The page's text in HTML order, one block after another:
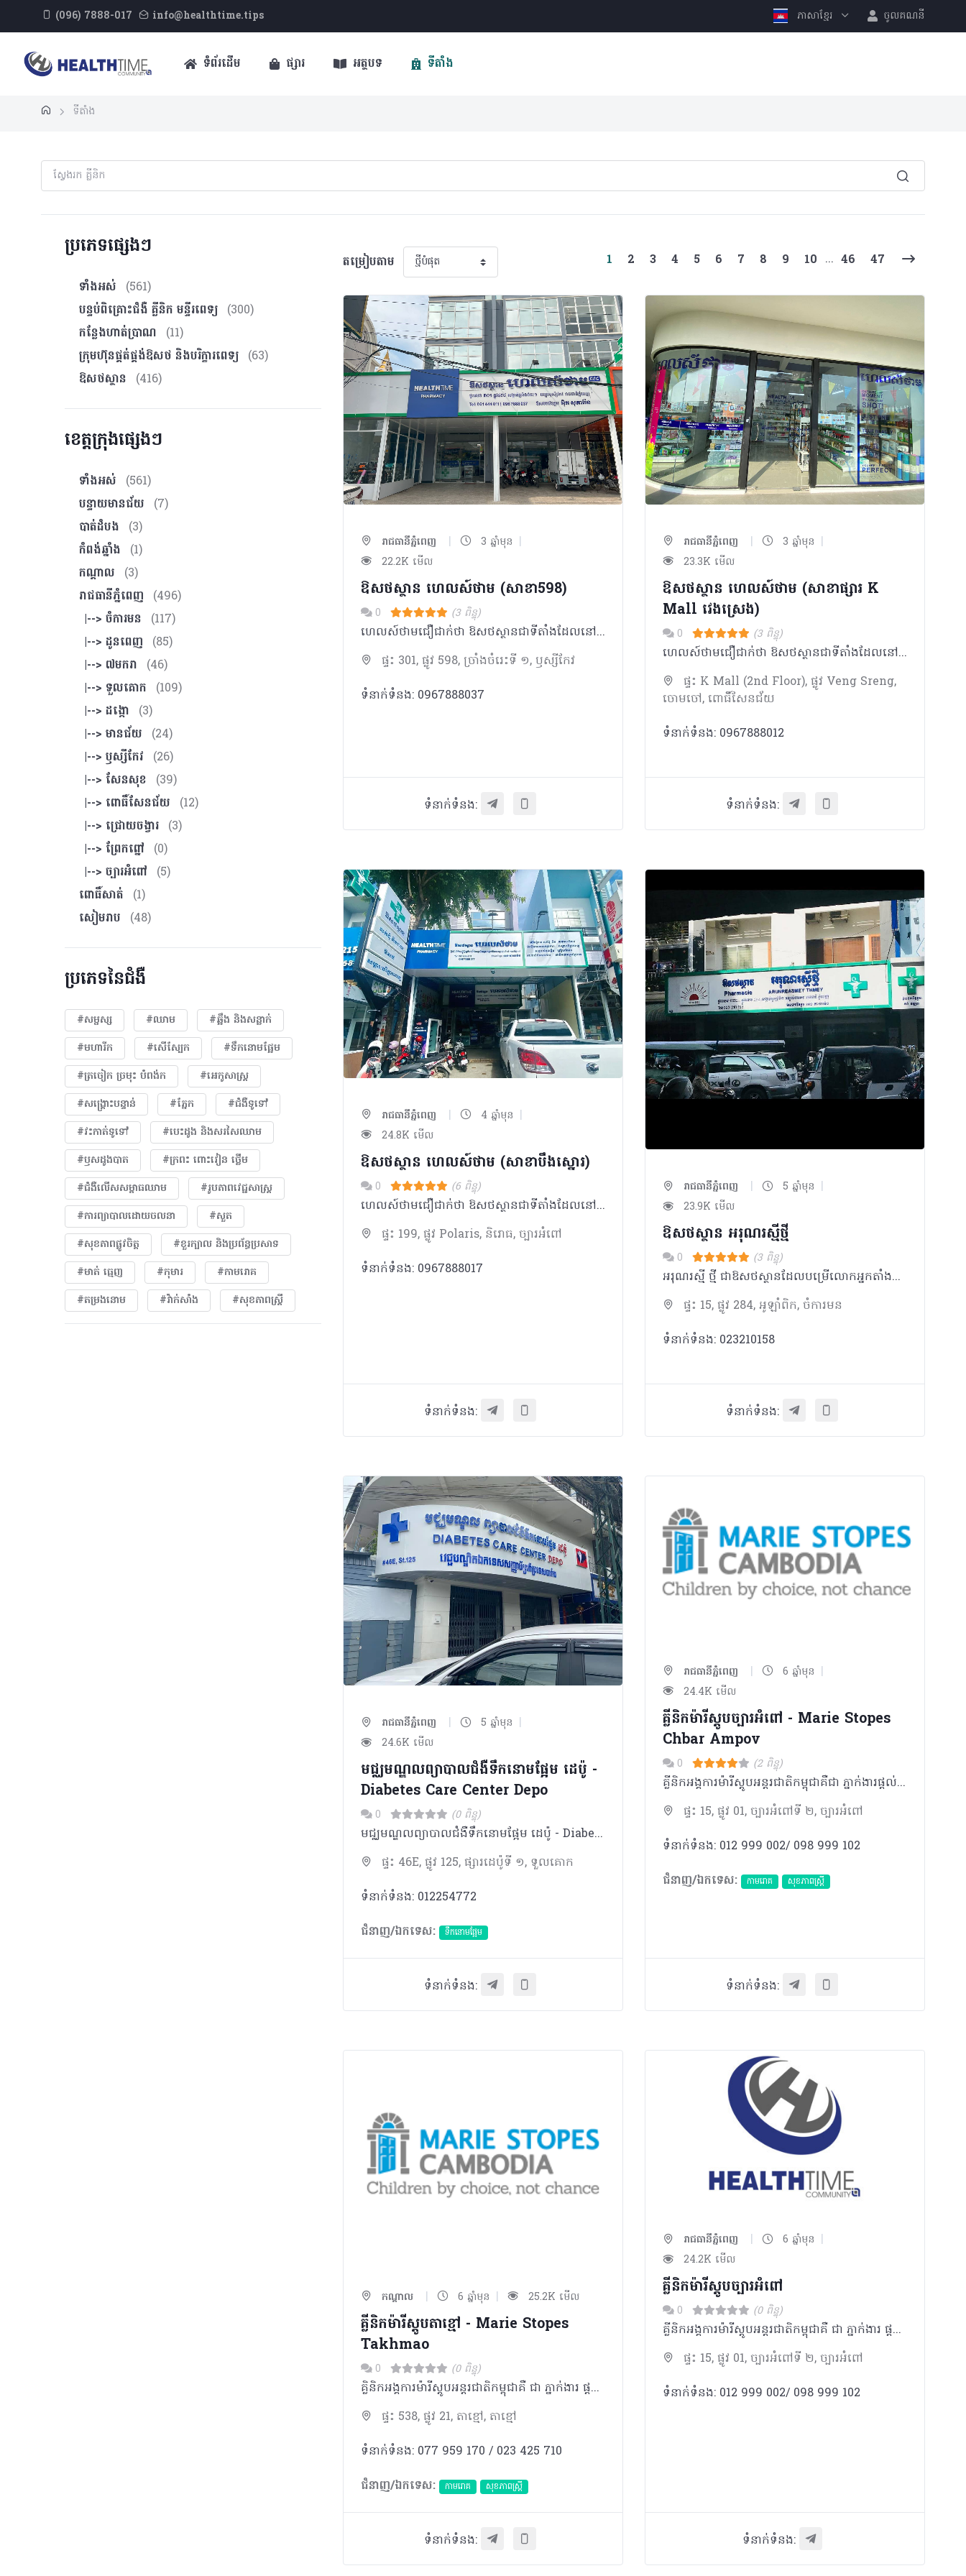
(096) 7888-017 info@healthtime.tips ភាសាខ្មែរ ចូលគណនី
ទំព័រដើម ផ្សារ អត្ថបទ ទីតាំង
ទីតាំង
ប្រភេទផ្សេងៗ
ទាំងអស់
(561)
បន្ទប់ពិគ្រោះ​ជំងឺ គ្លីនិក មន្ទីរពេទ្យ (300)
កន្លែងហាត់ប្រាណ
(11)
ក្រុមហ៊ុនផ្គត់ផ្គង់ឱសថ និងបរិក្ខារពេទ្យ (63)
ឱសថស្ថាន
(416)
ខេត្តក្រុងផ្សេងៗ
ទាំងអស់
(561)
បន្ទាយមានជ័យ
(7)
បាត់ដំបង
(3)
កំពង់ឆ្នាំង
(1)
កណ្ដាល
(3)
រាជធានីភ្នំពេញ
(496)
|--> ចំការមន
(117)
|--> ដូនពេញ
(85)
|--> ៧មករា
(46)
|--> ទួលគោក
(109)
|--> ដង្កោ
(3)
|--> មានជ័យ
(24)
|--> ឫស្សីកែវ
(26)
|--> សែនសុខ
(39)
|--> ពោធិ៍សែនជ័យ
(12)
|--> ជ្រោយចង្វារ (3)
|--> ព្រែកព្នៅ
(0)
|--> ច្បារអំពៅ
(5)
ពោធិ៍សាត់
(1)
សៀមរាប
(48)
ប្រភេទនៃជំងឺ
#សម្ផស្ស #ឈាម
#ឆ្អឹង និងសន្លាក់
#មហារីក​
#សើស្បែក
#ទឹកនោមផ្អែម
#ត្រចៀក ច្រមុះ បំពង់ក
#អេកូសាស្រ្ត
#សង្គ្រោះបន្ទាន់
#ភ្នែក​
#ជំងឺទូទៅ
#វះកាត់ទូទៅ
#បេះដូង​ និងសរសៃឈាម
#ឫសដូងបាត
#ក្រពះ ពោះវៀន ថ្លើម
#ជំងឺលើសសម្ពាធឈាម
#​រូបភាពវេជ្ជសាស្រ្ត
#ការព្យាបាលដោយ​ចលនា
#សួត
#សុខភាពផ្លូវចិត្ត
#ខួរក្បាល និងប្រព័ន្ធប្រសាទ
#មាត់ ធ្មេញ
#កុមារ
#កាមរោគ
#តម្រងនោម
#វ៉ាក់សាំង #សុខភាពស្រ្តី
តម្រៀបតាម 1 (current)
2 3 4 5 6 7 8 9 10 ... 46 47
រាជធានីភ្នំពេញ | 3 ឆ្នាំមុន |
22.2K មើល
ឱសថស្ថាន ហេលស៍ថាម (សាខា598)
0 (3 ពិន្ទុ)
ហេលស៍ថាមជឿជាក់ថា ឱសថស្ថានជាទីតាំងដែលនៅក្បែរប្រជាជនកម្ពុជា ដែលអាចផ្តល់នូវគំរូសេវាកម្ម ផលិតផល ចំណេះដឹង និងការប្រឹក្សាដល់ប្រជាជនគ្រប់ស្រទាប់វណ្ណៈ។ ក្រៅពីមានលក់ឱសថ វីតាមីន និងអាហារបំប៉នដូចឱសថស្ថានផ្សេងៗទៀត ឱសថស្ថាន ហេលស៍ថាម ផ្តោតសំខាន់លើទស្សនវិស័យដូចជា៖ _ ជម្រុញការប្រើប្រាស់ផលិតផលសម្រាប់តាមដានសុខភាពជាប្រចាំ និងផលិតផលដែលធានាសុវត្ថិភាពក្នុងការរស់នៅប្រចាំថ្ងៃ ដើម្បីជាផ្នែកមួយក្នុងការយកចិត្តទុកដាក់ និងការដឹងគុណដល់មនុស្សជុំវិញខ្លួន ជាពិសេសឪពុកម្តាយ យាយតា _ សម្ភារៈការពារសមរម្យក្នុងការធ្វើលំហាត់ប្រាណដោយសុវត្ថិភាព និងផលិតផលសម្រាប់ប្រើប្រាស់ក្រោយមានការថ្លោះគ្រិចផ្សេងៗ ដើម្បីជម្រុញការហាត់ប្រាណ
ផ្ទះ 301, ផ្លូវ 598, ច្រាំងចំរេះទី ១, ឫស្សីកែវ
ទំនាក់ទំនង: 0967888037
ទំនាក់ទំនង:
រាជធានីភ្នំពេញ | 3 ឆ្នាំមុន |
23.3K មើល
ឱសថស្ថាន ហេលស៍ថាម (សាខាផ្សារ K
Mall វេងស្រេង)
0 (3 ពិន្ទុ)
ហេលស៍ថាមជឿជាក់ថា ឱសថស្ថានជាទីតាំងដែលនៅក្បែរប្រជាជនកម្ពុជា ដែលអាចផ្តល់នូវគំរូសេវាកម្ម ផលិតផល ចំណេះដឹង និងការប្រឹក្សាដល់ប្រជាជនគ្រប់ស្រទាប់វណ្ណៈ។ ក្រៅពីមានលក់ឱសថ វីតាមីន និងអាហារបំប៉នដូចឱសថស្ថានផ្សេងៗទៀត ឱសថស្ថាន ហេលស៍ថាម ផ្តោតសំខាន់លើទស្សនវិស័យដូចជា៖ _ ជម្រុញការប្រើប្រាស់ផលិតផលសម្រាប់តាមដានសុខភាពជាប្រចាំ និងផលិតផលដែលធានាសុវត្ថិភាពក្នុងការរស់នៅប្រចាំថ្ងៃ ដើម្បីជាផ្នែកមួយក្នុងការយកចិត្តទុកដាក់ និងការដឹងគុណដល់មនុស្សជុំវិញខ្លួន ជាពិសេសឪពុកម្តាយ យាយតា _ សម្ភារៈការពារសមរម្យក្នុងការធ្វើលំហាត់ប្រាណដោយសុវត្ថិភាព និងផលិតផលសម្រាប់ប្រើប្រាស់ក្រោយមានការថ្លោះគ្រិចផ្សេងៗ ដើម្បីជម្រុញការហាត់ប្រាណ
ផ្ទះ K Mall (2nd Floor), ផ្លូវ Veng Sreng,
ចោមចៅ, ពោធិ៍សែនជ័យ
ទំនាក់ទំនង: 0967888012
ទំនាក់ទំនង:
រាជធានីភ្នំពេញ | 4 ឆ្នាំមុន |
24.8K មើល
ឱសថស្ថាន ហេលស៍ថាម (សាខាបឹងស្នោរ)
0 (6 ពិន្ទុ)
ហេលស៍ថាមជឿជាក់ថា ឱសថស្ថានជាទីតាំងដែលនៅក្បែរប្រជាជនកម្ពុជា ដែលអាចផ្តល់នូវគំរូសេវាកម្ម ផលិតផល ចំណេះដឹង និងការប្រឹក្សាដល់ប្រជាជនគ្រប់ស្រទាប់វណ្ណៈ។ ក្រៅពីមានលក់ឱសថ វីតាមីន និងអាហារបំប៉នដូចឱសថស្ថានផ្សេងៗទៀត ឱសថស្ថាន ហេលស៍ថាម ផ្តោតសំខាន់លើទស្សនវិស័យដូចជា៖ _ ជម្រុញការប្រើប្រាស់ផលិតផលសម្រាប់តាមដានសុខភាពជាប្រចាំ និងផលិតផលដែលធានាសុវត្ថិភាពក្នុងការរស់នៅប្រចាំថ្ងៃ ដើម្បីជាផ្នែកមួយក្នុងការយកចិត្តទុកដាក់ និងការដឹងគុណដល់មនុស្សជុំវិញខ្លួន ជាពិសេសឪពុកម្តាយ យាយតា _ សម្ភារៈការពារសមរម្យក្នុងការធ្វើលំហាត់ប្រាណដោយសុវត្ថិភាព និងផលិតផលសម្រាប់ប្រើប្រាស់ក្រោយមានការថ្លោះគ្រិចផ្សេងៗ ដើម្បីជម្រុញការហាត់ប្រាណ
ផ្ទះ 199, ផ្លូវ Polaris, និរោធ, ច្បារអំពៅ
ទំនាក់ទំនង: 0967888017
ទំនាក់ទំនង:
រាជធានីភ្នំពេញ | 5 ឆ្នាំមុន |
23.9K មើល
ឱសថស្ថាន អរុណរស្មីថ្មី
0 (3 ពិន្ទុ)
អរុណរស្មី ថ្មី ជាឱសថស្ថានដែលបម្រើលោកអ្នកតាំងពីឆ្នាំ ១៩៨៦
ផ្ទះ 15, ផ្លូវ 284, អូឡាំពិក, ចំការមន
ទំនាក់ទំនង: 023210158
ទំនាក់ទំនង:
រាជធានីភ្នំពេញ | 5 ឆ្នាំមុន |
24.6K មើល
មជ្ឈមណ្ឌលព្យាបាលជំងឺទឹកនោមផ្អែម ដេប៉ូ -
Diabetes Care Center Depo
0 (0 ពិន្ទុ)
មជ្ឈមណ្ឌលព្យាបាលជំងឺទឹកនោមផ្អែម ដេប៉ូ - Diabetes Care Center Depo
ផ្ទះ 46E, ផ្លូវ 125, ផ្សារដេប៉ូទី ១, ទួលគោក
ទំនាក់ទំនង: 012254772
ជំនាញ/ឯកទេស:
ទឹកនោមផ្អែម
ទំនាក់ទំនង:
រាជធានីភ្នំពេញ | 6 ឆ្នាំមុន |
24.4K មើល
គ្លីនិកម៉ារីស្តូបច្បារអំពៅ - Marie Stopes
Chbar Ampov
0 (2 ពិន្ទុ)
គ្លីនិកអង្គការម៉ារីស្តូបអន្តរជាតិកម្ពុជាគឺជា ភ្នាក់ងារផ្តល់សេវាឈានមុខគេផ្នែករំលូតកូនដោយសុវត្ថិភាព ពន្យារកំណើត សុខភាពបន្តពូជ និងផ្លូវភេទ។
ផ្ទះ 15, ផ្លូវ 01, ច្បារអំពៅទី ២, ច្បារអំពៅ
ទំនាក់ទំនង: 012 999 002/ 098 999 102
ជំនាញ/ឯកទេស:
កាមរោគ សុខភាពស្រ្តី
ទំនាក់ទំនង:
កណ្ដាល | 6 ឆ្នាំមុន | 25.2K មើល
គ្លីនិកម៉ារីស្តូបតាខ្មៅ - Marie Stopes
Takhmao
0 (0 ពិន្ទុ)
គ្លិនិកអង្គការម៉ារីស្តូបអន្តរជាតិកម្ពុជាគឺ ជា ភ្នាក់ងារ ផ្តល់សេវាឈាន មុខ គេ ផ្នែក រំលូត កូនដោយសុវត្ថិភាព ពន្យារកំណើត សុខភាពបន្តពូជ និងផ្លូវភេទ។
ផ្ទះ 538, ផ្លូវ 21, តាខ្មៅ, តាខ្មៅ
ទំនាក់ទំនង: 077 959 170 / 023 425 710
ជំនាញ/ឯកទេស:
កាមរោគ សុខភាពស្រ្តី
ទំនាក់ទំនង:
រាជធានីភ្នំពេញ | 6 ឆ្នាំមុន |
24.2K មើល
គ្លីនិកម៉ារីស្តូបច្បារអំពៅ
0 (0 ពិន្ទុ)
គ្លីនិកអង្គការម៉ារីស្តូបអន្តរជាតិកម្ពុជាគឺ ជា ភ្នាក់ងារ ផ្តល់សេវាឈានមុខគេ ផ្នែក រំលូត កូនដោយសុវត្ថិភាព ពន្យារកំណើត សុខភាពបន្តពូជ និងផ្លូវភេទ។
ផ្ទះ 15, ផ្លូវ 01, ច្បារអំពៅទី ២, ច្បារអំពៅ
ទំនាក់ទំនង: 012 999 002/ 098 999 102
ទំនាក់ទំនង: